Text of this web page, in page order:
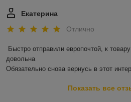
Екатерина
Отлично
Быстро отправили европочтой, к
довольна
Обязательно снова вернусь в этот
Показать все